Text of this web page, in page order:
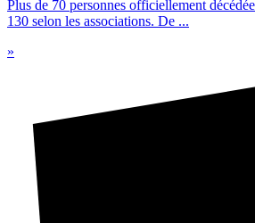
Plus de 70 personnes officiellement
130 selon les associations. De ...
»